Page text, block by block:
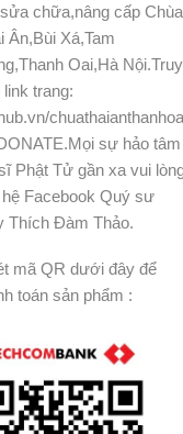
chữa,nâng cấp Chùa
Ân,Bùi Xá,Tam
Oai,Hà Nội.Truy
link trang:
sự hảo tâm
Phật Tử gần xa vui
hệ Facebook Quý sư
Thích Đàm Thảo.
mã QR dưới đây để
toán sản phẩm :